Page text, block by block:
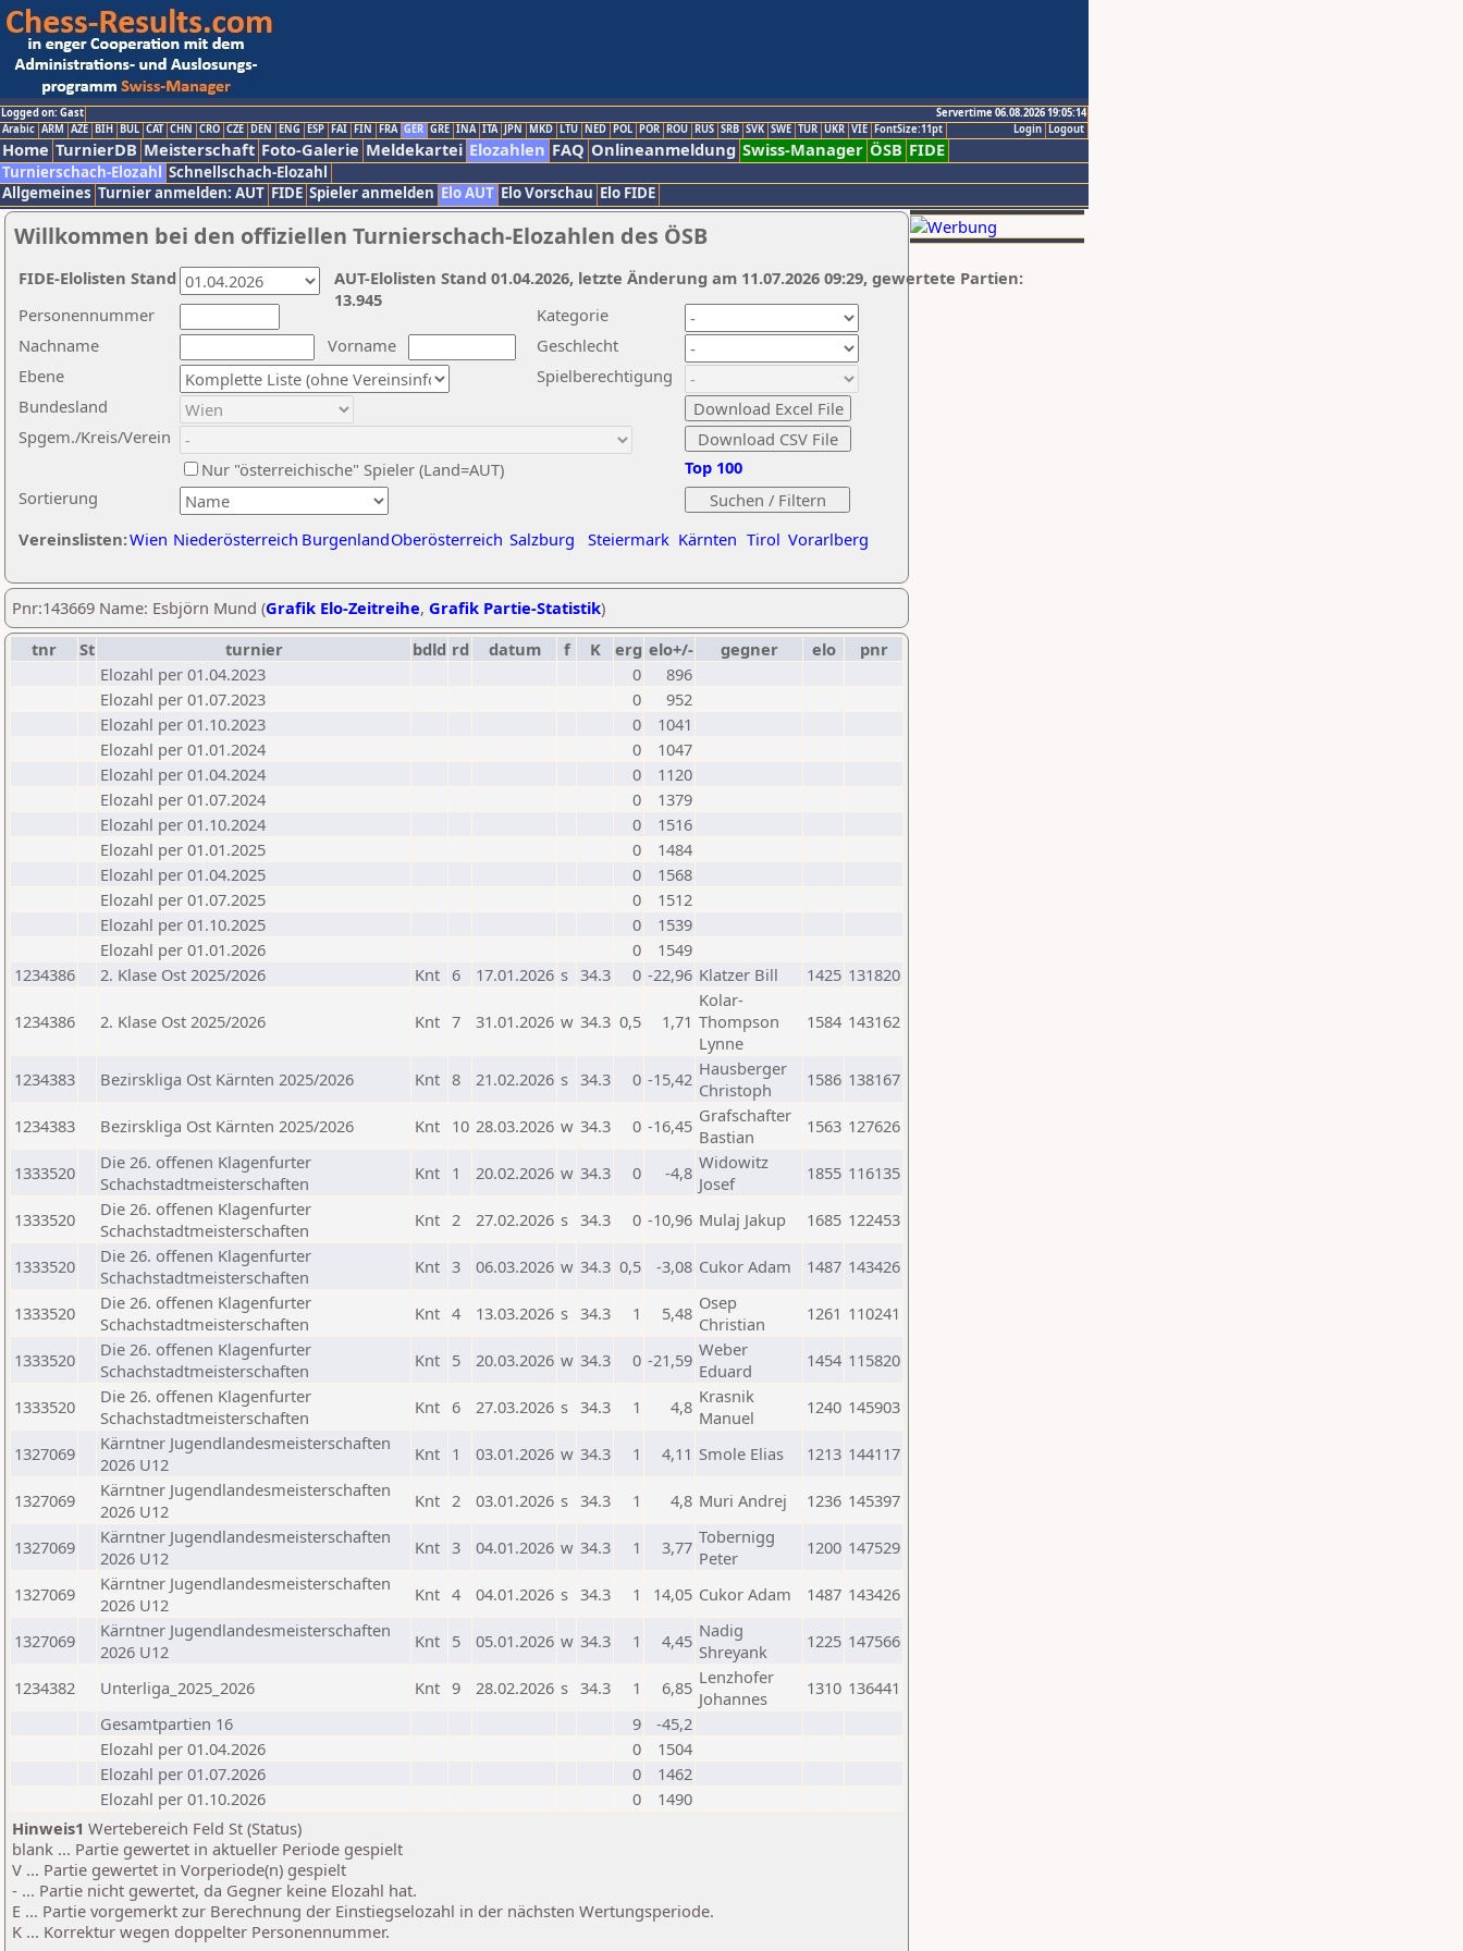
Logged on: Gast
Servertime 06.08.2026 19:05:14
Logout
Login
Arabic ARM AZE BIH BUL CAT CHN CRO CZE DEN ENG ESP FAI FIN FRA GER GRE INA ITA JPN MKD LTU NED POL POR ROU RUS SRB SVK SWE TUR UKR VIE FontSize:11pt
Home TurnierDB Meisterschaft Foto-Galerie Meldekartei Elozahlen FAQ Onlineanmeldung Swiss-Manager ÖSB FIDE
Turnierschach-Elozahl Schnellschach-Elozahl
Allgemeines Turnier anmelden: AUT FIDE Spieler anmelden Elo AUT Elo Vorschau Elo FIDE
Willkommen bei den offiziellen Turnierschach-Elozahlen des ÖSB
Nachname
Vorname
Ebene
Kategorie
Sortierung
Personennummer
Bundesland
Spgem./Kreis/Verein
Geschlecht
Nur "österreichische" Spieler (Land=AUT)
Spielberechtigung
Vereinslisten:Wien Niederösterreich BurgenlandOberösterreich Salzburg Steiermark Kärnten Tirol Vorarlberg
Top 100
AUT-Elolisten Stand 01.04.2026, letzte Änderung am 11.07.2026 09:29, gewertete Partien:
13.945
FIDE-Elolisten Stand
Pnr:143669 Name: Esbjörn Mund (Grafik Elo-Zeitreihe, Grafik Partie-Statistik)
tnr
St turnier bdld rd datum f K erg elo+/- gegner elo
pnr
Elozahl per 01.04.2023
0
896
Elozahl per 01.07.2023
0
952
Elozahl per 01.10.2023
0
1041
Elozahl per 01.01.2024
0
1047
Elozahl per 01.04.2024
0
1120
Elozahl per 01.07.2024
0
1379
Elozahl per 01.10.2024
0
1516
Elozahl per 01.01.2025
0
1484
Elozahl per 01.04.2025
0
1568
Elozahl per 01.07.2025
0
1512
Elozahl per 01.10.2025
0
1539
Elozahl per 01.01.2026
0
1549
1234386
2. Klase Ost 2025/2026 Knt 6 17.01.2026 s 34.3 0 -22,96 Klatzer Bill 1425 131820
1234386 2. Klase Ost 2025/2026 Knt 7 31.01.2026 w 34.3 0,5 1,71
Kolar-
Thompson
Lynne
1584 143162
1234383 Bezirskliga Ost Kärnten 2025/2026 Knt 8 21.02.2026 s 34.3 0 -15,42 Hausberger
Christoph
1586 138167
1234383 Bezirskliga Ost Kärnten 2025/2026 Knt 10 28.03.2026 w 34.3 0 -16,45 Grafschafter
Bastian
1563 127626
1333520
Die 26. offenen Klagenfurter
Schachstadtmeisterschaften
Knt 1 20.02.2026 w 34.3 0 -4,8 Widowitz
Josef
1855 116135
1333520
Die 26. offenen Klagenfurter
Schachstadtmeisterschaften
Knt 2 27.02.2026 s 34.3 0 -10,96 Mulaj Jakup 1685 122453
1333520
Die 26. offenen Klagenfurter
Schachstadtmeisterschaften
Knt 3 06.03.2026 w 34.3 0,5 -3,08 Cukor Adam 1487 143426
1333520
Die 26. offenen Klagenfurter
Schachstadtmeisterschaften
Knt 4 13.03.2026 s 34.3 1 5,48 Osep
Christian
1261 110241
1333520
Die 26. offenen Klagenfurter
Schachstadtmeisterschaften
Knt 5 20.03.2026 w 34.3 0 -21,59 Weber
Eduard
1454 115820
1333520
Die 26. offenen Klagenfurter
Schachstadtmeisterschaften
Knt 6 27.03.2026 s 34.3 1 4,8 Krasnik
Manuel
1240 145903
1327069
Kärntner Jugendlandesmeisterschaften
2026 U12
Knt 1 03.01.2026 w 34.3 1 4,11 Smole Elias 1213 144117
1327069
Kärntner Jugendlandesmeisterschaften
2026 U12
Knt 2 03.01.2026 s 34.3 1 4,8 Muri Andrej 1236 145397
1327069
Kärntner Jugendlandesmeisterschaften
2026 U12
Knt 3 04.01.2026 w 34.3 1 3,77 Tobernigg
Peter
1200 147529
1327069
Kärntner Jugendlandesmeisterschaften
2026 U12
Knt 4 04.01.2026 s 34.3 1 14,05 Cukor Adam 1487 143426
1327069
Kärntner Jugendlandesmeisterschaften
2026 U12
Knt 5 05.01.2026 w 34.3 1 4,45 Nadig
Shreyank
1225 147566
1234382 Unterliga_2025_2026 Knt 9 28.02.2026 s 34.3 1 6,85 Lenzhofer
Johannes
1310 136441
Gesamtpartien 16
9
-45,2
Elozahl per 01.04.2026
0
1504
Elozahl per 01.07.2026
0
1462
Elozahl per 01.10.2026
0
1490
Hinweis1 Wertebereich Feld St (Status)
blank ... Partie gewertet in aktueller Periode gespielt
V ... Partie gewertet in Vorperiode(n) gespielt
- ... Partie nicht gewertet, da Gegner keine Elozahl hat.
E ... Partie vorgemerkt zur Berechnung der Einstiegselozahl in der nächsten Wertungsperiode.
K ... Korrektur wegen doppelter Personennummer.